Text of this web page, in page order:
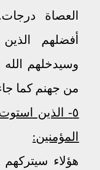
العصاة
أفضلهم
وسيدخلهم الله
من جهنم كما
٥- الذين
المؤمنين:
هؤلاء